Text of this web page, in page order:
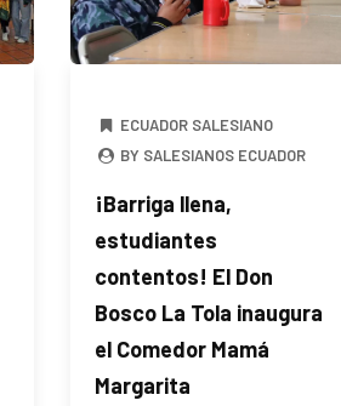
ECUADOR SALESIANO
BY SALESIANOS ECUADOR
¡Barriga llena,
estudiantes
contentos! El Don
Bosco La Tola inaugura
el Comedor Mamá
Margarita